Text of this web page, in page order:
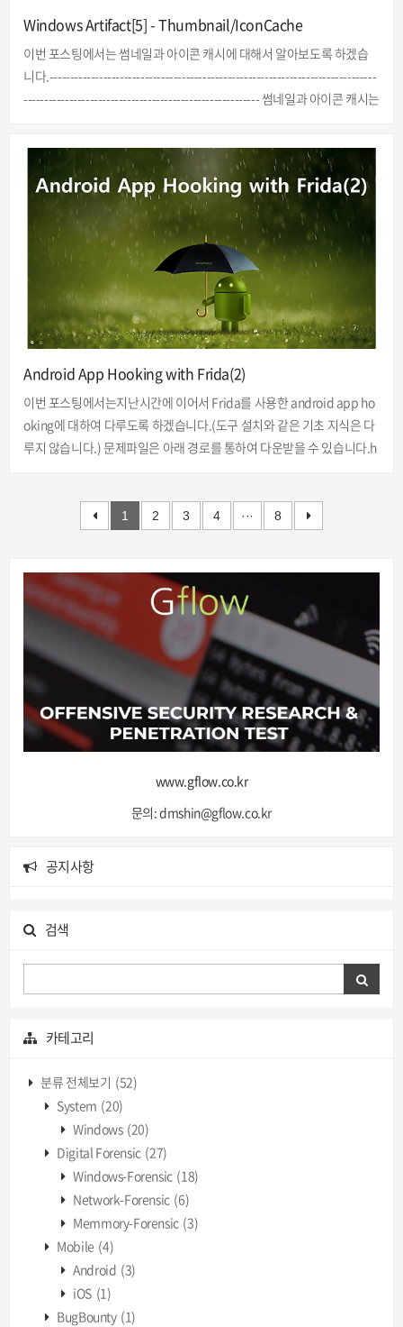
Windows Artifact[5] - Thumbnail/IconCache
이번 포스팅에서는 썸네일과 아이콘 캐시에 대해서 알아보도록 하겠습
니다.-------------------------------------------------------------------------------
--------------------------------------------------------- 썸네일과 아이콘 캐시는
을 줍니다. 미리보기 파일은 뜻하지 않게 증거분석에 많은 정보를 제공하
게 됩니다. 사용자가 열어본 파일, 영상 등은 모두 파일의 썸네일 또는 아
이콘 캐시에 저장 되기 때문입니다. 특히나 아이콘캐시의 경우 안티포렌
식도구 사용 여부를 판별할 ..
Android App Hooking with Frida(2)
이번 포스팅에서는지난시간에 이어서 Frida를 사용한 android app ho
oking에 대하여 다루도록 하겠습니다.(도구 설치와 같은 기초 지식은 다
루지 않습니다.) 문제파일은 아래 경로를 통하여 다운받을 수 있습니다.h
enymotion 문제파일(UnCrackable-Level2.apk)을 다운로드하여 설
Level1 문제풀이때 설명하였으니 넘어가..
1 2 3 4 ··· 8
www.gflow.co.kr
문의: dmshin@gflow.co.kr
공지사항
검색
카테고리
분류 전체보기 (52)
System (20)
Windows (20)
Digital Forensic (27)
Windows-Forensic (18)
Network-Forensic (6)
Memmory-Forensic (3)
Mobile (4)
Android (3)
iOS (1)
BugBounty (1)